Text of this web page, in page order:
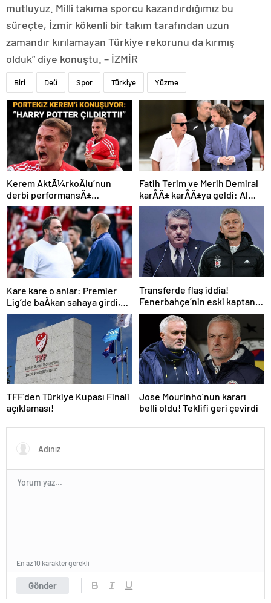
mutluyuz. Milli takıma sporcu kazandırdığımız bu
süreçte, İzmir kökenli bir takım tarafından uzun
zamandır kırılamayan Türkiye rekorunu da kırmış
olduk” diye konuştu. – İZMİR
Biri Deü Spor Türkiye Yüzme
Kerem AktÃ¼rkoÄlu’nun
derbi performansÄ±
Portekiz’i bÃ¼yÃ¼ledi:
“Harry Potter Ã§Ä±ldÄ±rttÄ±!”
Fatih Terim ve Merih Demiral
karÅÄ± karÅÄ±ya geldi: Al
Shabab, Al Ahli’yi maÄlup etti
Kare kare o anlar: Premier
Lig’de baÅkan sahaya girdi,
teknik direktÃ¶rÃ¼
azarladÄ±!
Transferde flaş iddia!
Fenerbahçe’nin eski kaptanı
Beşiktaş’a önerildi
TFF’den Türkiye Kupası Finali
açıklaması!
Jose Mourinho’nun kararı
belli oldu! Teklifi geri çevirdi
Gönder
En az 10 karakter gerekli